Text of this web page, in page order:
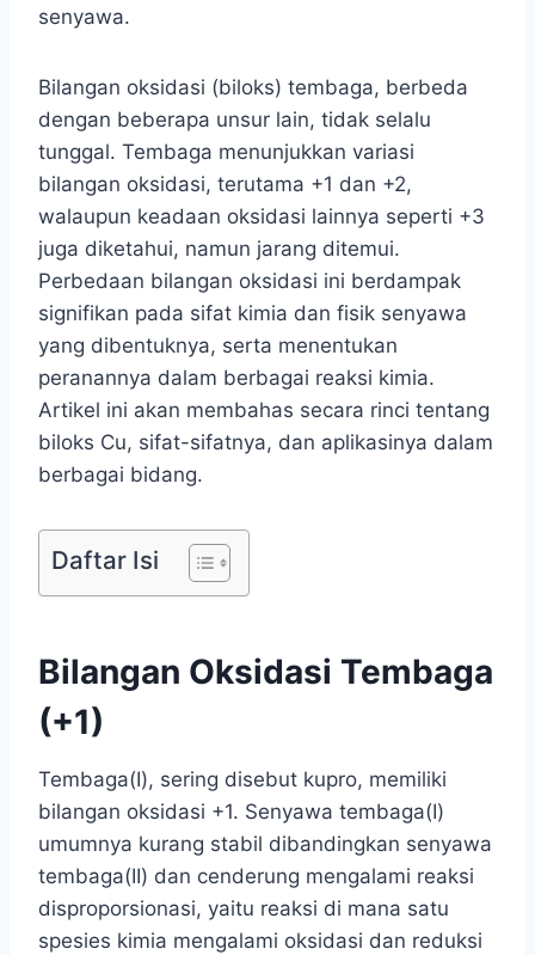
senyawa.
Bilangan oksidasi (biloks) tembaga, berbeda
dengan beberapa unsur lain, tidak selalu
tunggal. Tembaga menunjukkan variasi
bilangan oksidasi, terutama +1 dan +2,
walaupun keadaan oksidasi lainnya seperti +3
juga diketahui, namun jarang ditemui.
Perbedaan bilangan oksidasi ini berdampak
signifikan pada sifat kimia dan fisik senyawa
yang dibentuknya, serta menentukan
peranannya dalam berbagai reaksi kimia.
Artikel ini akan membahas secara rinci tentang
biloks Cu, sifat-sifatnya, dan aplikasinya dalam
berbagai bidang.
Daftar Isi
Bilangan Oksidasi Tembaga
(+1)
Tembaga(I), sering disebut kupro, memiliki
bilangan oksidasi +1. Senyawa tembaga(I)
umumnya kurang stabil dibandingkan senyawa
tembaga(II) dan cenderung mengalami reaksi
disproporsionasi, yaitu reaksi di mana satu
spesies kimia mengalami oksidasi dan reduksi